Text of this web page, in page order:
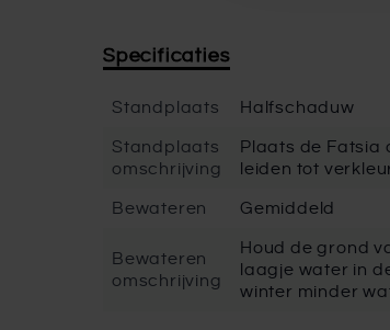
Specificaties
Standplaats Halfschaduw
Standplaats
omschrijving
Plaats de Fatsia
leiden tot
Bewateren Gemiddeld
Bewateren
omschrijving
Houd de grond
laagje water in
winter minder